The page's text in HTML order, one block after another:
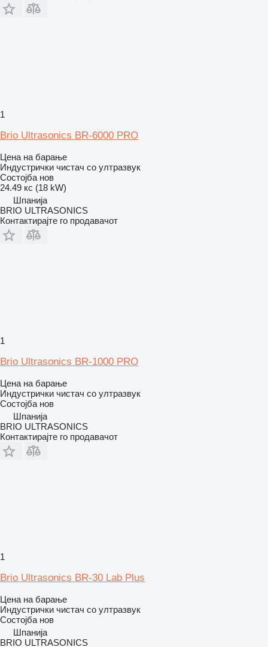
1
Brio Ultrasonics BR-6000 PRO
Цена на барање
Индустрички чистач со ултразвук
Состојба нов
24.49 кс (18 kW)
Шпанија
BRIO ULTRASONICS
Контактирајте го продавачот
1
Brio Ultrasonics BR-1000 PRO
Цена на барање
Индустрички чистач со ултразвук
Состојба нов
Шпанија
BRIO ULTRASONICS
Контактирајте го продавачот
1
Brio Ultrasonics BR-30 Lab Plus
Цена на барање
Индустрички чистач со ултразвук
Состојба нов
Шпанија
BRIO ULTRASONICS